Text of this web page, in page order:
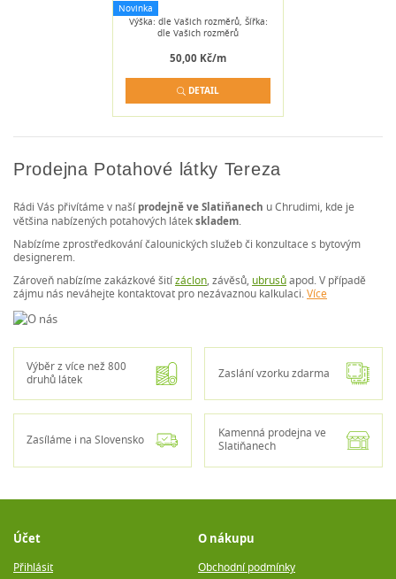
Novinka
Výška: dle Vašich rozměrů, Šířka:
dle Vašich rozměrů
50,00 Kč/m
DETAIL
Prodejna Potahové látky Tereza
Rádi Vás přivítáme v naší prodejně ve Slatiňanech u Chrudimi, kde je
většina nabízených potahových látek skladem.
Nabízíme zprostředkování čalounických služeb či konzultace s bytovým
designerem.
Zároveň nabízíme zakázkové šitízáclon, závěsů, ubrusůapod. V případě
zájmu nás neváhejte kontaktovat pro nezávaznou kalkulaci.Více
Výběr z více než 800
druhů látek
Zaslání vzorku zdarma
Zasíláme i na Slovensko
Kamenná prodejna ve
Slatiňanech
Účet
Přihlásit
O nákupu
Obchodní podmínky